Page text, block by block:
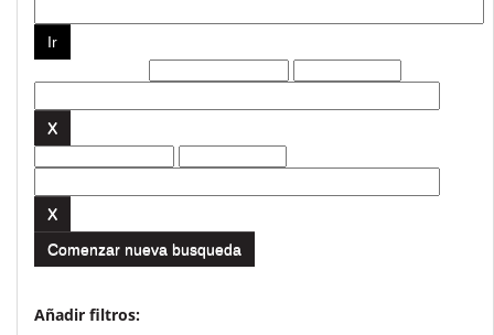
Comenzar nueva busqueda
Añadir filtros: